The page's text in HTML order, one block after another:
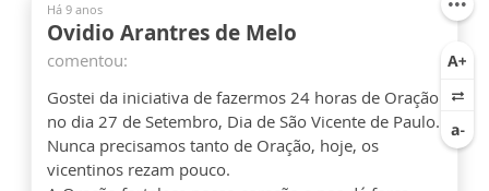
Há 9 anos
Ovidio Arantres de Melo
comentou:
Gostei da iniciativa de fazermos 24 horas de Oração
no dia 27 de Setembro, Dia de São Vicente de Paulo.
Nunca precisamos tanto de Oração, hoje, os
vicentinos rezam pouco.